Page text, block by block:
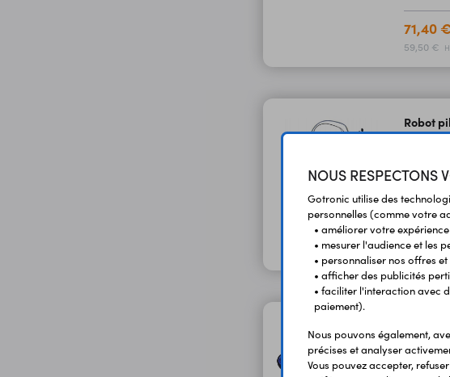
71,40 €
59,50 €
Robot
59,40
49,50 €
Kit
NOUS RESPECTONS
Gotronic utilise des
personnelles (comme votre
• améliorer votre
• mesurer l'audience et les
• personnaliser nos offres
• afficher des publicités
• faciliter l'interaction avec
paiement).
Nous pouvons également,
précises et analyser
Vous pouvez accepter,